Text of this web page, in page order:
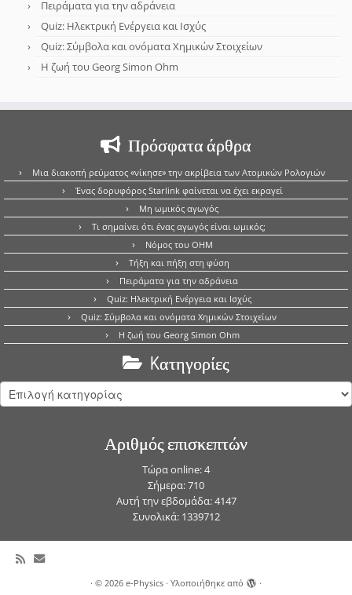
Πειράματα για την αδράνεια
Quiz: Ηλεκτρική Ενέργεια και Ισχύς
Quiz: Σύμβολα και ονόματα Χημικών Στοιχείων
Η ζωή του Georg Simon Ohm
Πρόσφατα άρθρα
Μια διακοπή ρεύματος «νίκησε» την ακρίβεια των Ατομικών Ρολογιών
Ένας δορυφόρος Starlink φαίνεται να έχει εκραγεί
Μη ωμικός αγωγός
Τι σημαίνει ότι ένας αγωγός είναι ωμικός;
Νόμος του OHM
Τήξη και πήξη στη φύση
Πειράματα για την αδράνεια
Quiz: Ηλεκτρική Ενέργεια και Ισχύς
Quiz: Σύμβολα και ονόματα Χημικών Στοιχείων
Η ζωή του Georg Simon Ohm
Kατηγορίες
Kατηγορίες
Αριθμός επισκεπτών
Τώρα online: 4
Σήμερα: 710
Αυτή την εβδομάδα: 4147
Συνολικά: 1339712
· © 2026 e-Physics · Υλοποιήθηκε από ·